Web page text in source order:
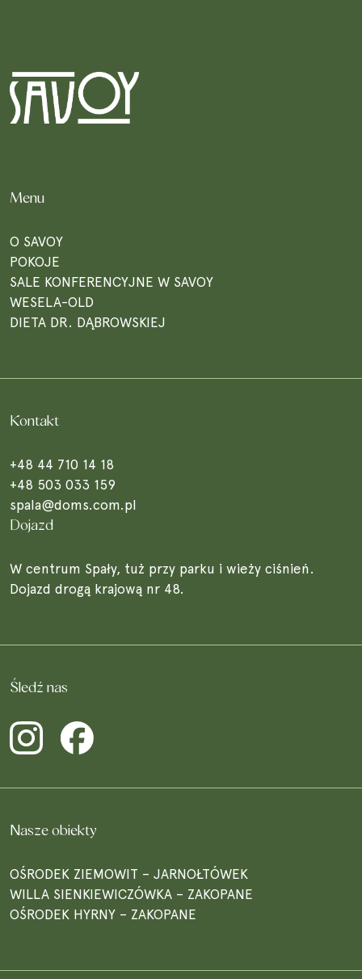
Menu
O SAVOY
POKOJE
SALE KONFERENCYJNE W SAVOY
WESELA-OLD
DIETA DR. DĄBROWSKIEJ
Kontakt
+48 44 710 14 18
+48 503 033 159
spala@doms.com.pl
Dojazd
W centrum Spały, tuż przy parku i wieży ciśnień.
Dojazd drogą krajową nr 48.
Śledź nas
Nasze obiekty
OŚRODEK ZIEMOWIT – JARNOŁTÓWEK
WILLA SIENKIEWICZÓWKA – ZAKOPANE
OŚRODEK HYRNY – ZAKOPANE